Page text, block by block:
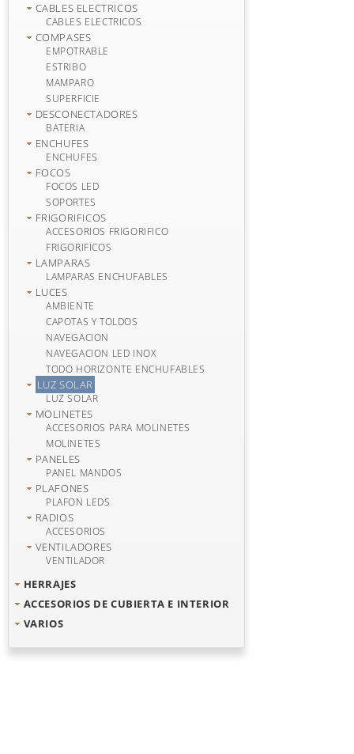
CABLES ELECTRICOS
CABLES ELECTRICOS
COMPASES
EMPOTRABLE
ESTRIBO
MAMPARO
SUPERFICIE
DESCONECTADORES
BATERIA
ENCHUFES
ENCHUFES
FOCOS
FOCOS LED
SOPORTES
FRIGORIFICOS
ACCESORIOS FRIGORIFICO
FRIGORIFICOS
LAMPARAS
LAMPARAS ENCHUFABLES
LUCES
AMBIENTE
CAPOTAS Y TOLDOS
NAVEGACION
NAVEGACION LED INOX
TODO HORIZONTE ENCHUFABLES
LUZ SOLAR
LUZ SOLAR
MOLINETES
ACCESORIOS PARA MOLINETES
MOLINETES
PANELES
PANEL MANDOS
PLAFONES
PLAFON LEDS
RADIOS
ACCESORIOS
VENTILADORES
VENTILADOR
HERRAJES
ACCESORIOS DE CUBIERTA E INTERIOR
VARIOS